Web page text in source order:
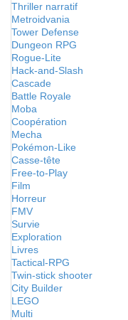
Thriller narratif
Metroidvania
Tower Defense
Dungeon RPG
Rogue-Lite
Hack-and-Slash
Cascade
Battle Royale
Moba
Coopération
Mecha
Pokémon-Like
Casse-tête
Free-to-Play
Film
Horreur
FMV
Survie
Exploration
Livres
Tactical-RPG
Twin-stick shooter
City Builder
LEGO
Multi